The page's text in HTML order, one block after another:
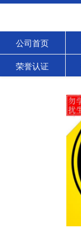
公司首页
荣誉认证